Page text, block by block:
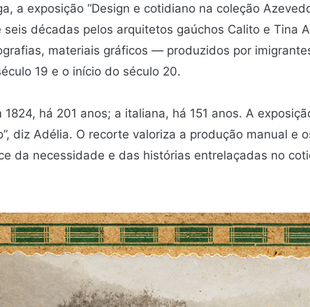
a exposição “Design e cotidiano na coleção
décadas pelos arquitetos gaúchos Calito e Tina
materiais gráficos — produzidos por
19 e o início do século 20.
1824, há 201 anos; a italiana, há 151 anos. A
diz Adélia. O recorte valoriza a produção manual e
da necessidade e das histórias entrelaçadas no